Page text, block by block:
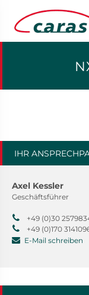
IHR
Axel Kessler
Geschäftsführer
+49 (0)30
+49 (0)170
E-Mail schreiben